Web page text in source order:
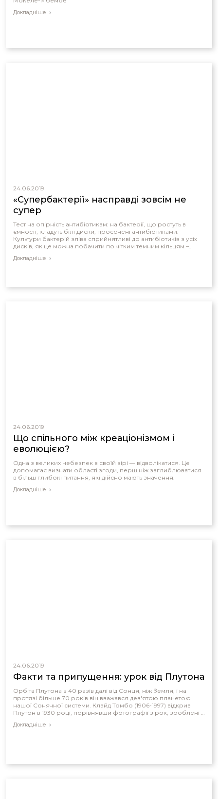
Докладніше
24.06.2019
«Супербактерії» насправді зовсім не
супер
Тест на опірність антибіотикам: на бактерії, що ростуть в
ємності, кладуть білі диски, просочені антибіотиками.
Культури бактерій зліва сприйнятливі до антибіотиків з усіх
дисків, як це можна побачити по чітким темним кільцям –
Докладніше
24.06.2019
Що спільного між креаціонізмом і
еволюцією?
Одна з великих небезпек в своїй вірі — відволікатися. Це
допомагає визнати області згоди, перш ніж заглиблюватися
в більш глибокі питання, які дійсно мають значення.
Докладніше
24.06.2019
Факти та припущення: урок від Плутона
Орбіта Плутона в 40 разів далі від Сонця, ніж Земля, і на
протязі більше 70 років він вважався дев'ятою планетою
нашої Сонячної системи. Клайд Томбо (1906-1997) відкрив
Плутон в 1930 році, порівнявши фотографії зірок, зроблені з
Докладніше